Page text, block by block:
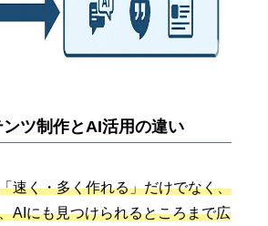
ツ制作とAI活用の違い
速く・多く作れる」だけでなく、
AIにも見つけられるところまで広